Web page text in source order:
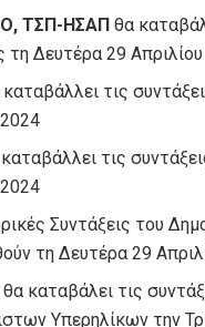
ΤΣΠ-ΗΣΑΠ θα
τη Δευτέρα 29
τις
τις
Συντάξεις του
τη Δευτέρα 29
θα καταβάλει τις
Υπερηλίκων την